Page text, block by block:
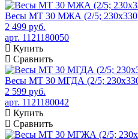
Весы МТ 30 МЖА (2/5;
2 499 руб.
арт. 1121180050
Купить
Сравнить
Весы МТ 30 МГДА (2/5;
2 599 руб.
арт. 1121180042
Купить
Сравнить